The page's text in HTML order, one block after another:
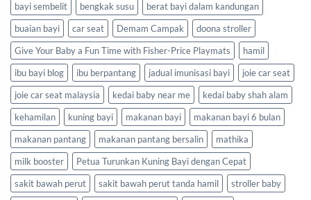
bayi sembelit
bengkak susu
berat bayi dalam kandungan
buaian bayi
car seat Demam Campak
doona stroller
Give Your Baby a Fun Time with Fisher-Price Playmats
hamil
ibu bayi blog
ibu berpantang jadual imunisasi bayi
joie car seat
joie car seat malaysia
kedai baby near me
kedai baby shah alam
kehamilan
kuning bayi makanan bayi
makanan bayi 6 bulan
makanan pantang
makanan pantang bersalin
mathika
milk booster
Petua Turunkan Kuning Bayi dengan Cepat
sakit bawah perut
sakit bawah perut tanda hamil stroller baby